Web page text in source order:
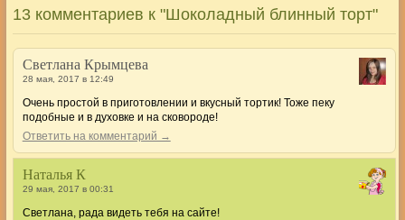
13 комментариев к "Шоколадный блинный торт"
Светлана Крымцева
28 мая, 2017 в 12:49
Очень простой в приготовлении и вкусный тортик! Тоже пеку
подобные и в духовке и на сковороде!
Ответить на комментарий →
Наталья К
29 мая, 2017 в 00:31
Светлана, рада видеть тебя на сайте!